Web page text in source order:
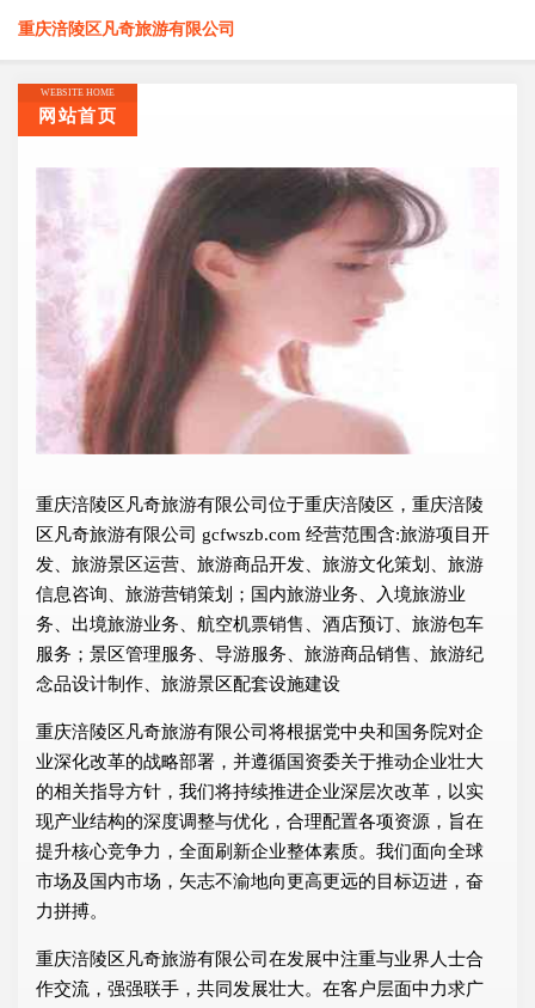
重庆涪陵区凡奇旅游有限公司
WEBSITE HOME
网站首页
重庆涪陵区凡奇旅游有限公司位于重庆涪陵区，重庆涪陵
区凡奇旅游有限公司 gcfwszb.com 经营范围含:旅游项目开
发、旅游景区运营、旅游商品开发、旅游文化策划、旅游
信息咨询、旅游营销策划；国内旅游业务、入境旅游业
务、出境旅游业务、航空机票销售、酒店预订、旅游包车
服务；景区管理服务、导游服务、旅游商品销售、旅游纪
念品设计制作、旅游景区配套设施建设
重庆涪陵区凡奇旅游有限公司将根据党中央和国务院对企
业深化改革的战略部署，并遵循国资委关于推动企业壮大
的相关指导方针，我们将持续推进企业深层次改革，以实
现产业结构的深度调整与优化，合理配置各项资源，旨在
提升核心竞争力，全面刷新企业整体素质。我们面向全球
市场及国内市场，矢志不渝地向更高更远的目标迈进，奋
力拼搏。
重庆涪陵区凡奇旅游有限公司在发展中注重与业界人士合
作交流，强强联手，共同发展壮大。在客户层面中力求广